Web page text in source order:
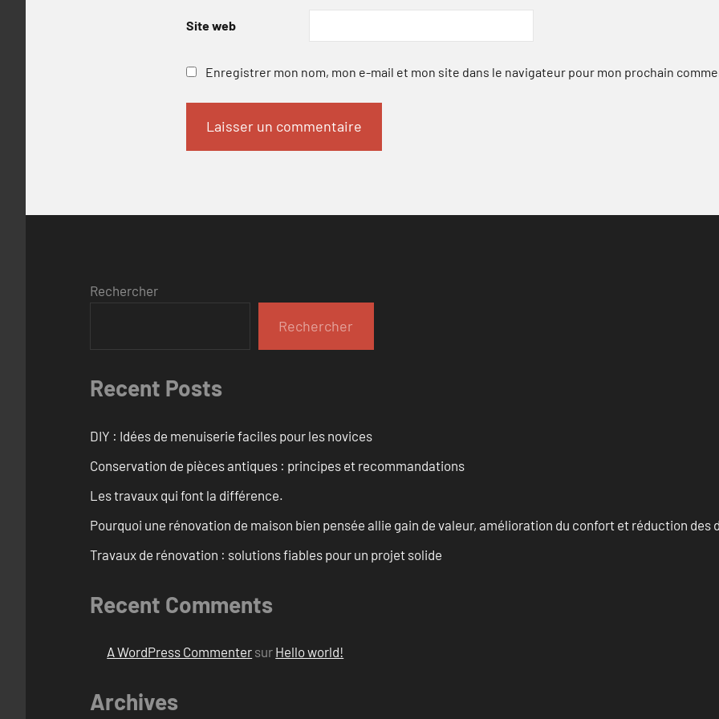
Site web
Enregistrer mon nom, mon e-mail et mon site dans le navigateur pour mon prochain
Rechercher
Rechercher
Recent Posts
DIY : Idées de menuiserie faciles pour les novices
Conservation de pièces antiques : principes et recommandations
Les travaux qui font la différence.
Pourquoi une rénovation de maison bien pensée allie gain de valeur, amélioration du confort et réduction des
Travaux de rénovation : solutions fiables pour un projet solide
Recent Comments
A WordPress Commenter sur Hello world!
Archives